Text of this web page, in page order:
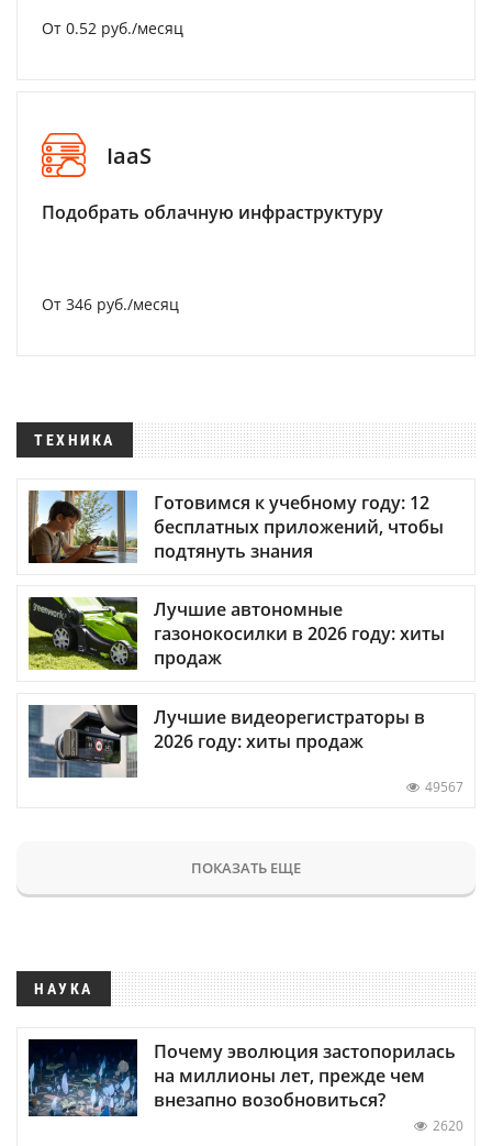
От 0.52 руб./месяц
IaaS
Подобрать облачную инфраструктуру
От 346 руб./месяц
ТЕХНИКА
Готовимся к учебному году: 12
бесплатных приложений, чтобы
подтянуть знания
Лучшие автономные
газонокосилки в 2026 году: хиты
продаж
Лучшие видеорегистраторы в
2026 году: хиты продаж
49567
ПОКАЗАТЬ ЕЩЕ
НАУКА
Почему эволюция застопорилась
на миллионы лет, прежде чем
внезапно возобновиться?
2620